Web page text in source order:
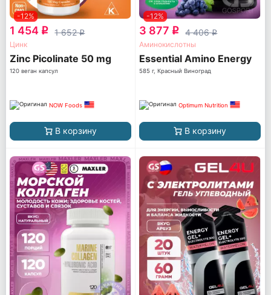
-12%
1 454 q 1 652q
Цинк
Zinc Picolinate 50 mg
120 веган капсул
NOW Foods
В корзину
-12%
3 877 q 4 406q
Аминокислотны
Essential Amino Energy
585 г, Красный Виноград
Optimum Nutrition
В корзину